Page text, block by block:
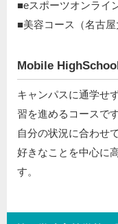
■eスポーツオンライ
■美容コース（名古屋
Mobile
キャンパスに通学せ
習を進めるコースです
自分の状況に合わせ
好きなことを中心に
す。